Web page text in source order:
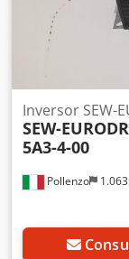
Pollenzo
Inversor SEW-
SEW-
5A3-4-00